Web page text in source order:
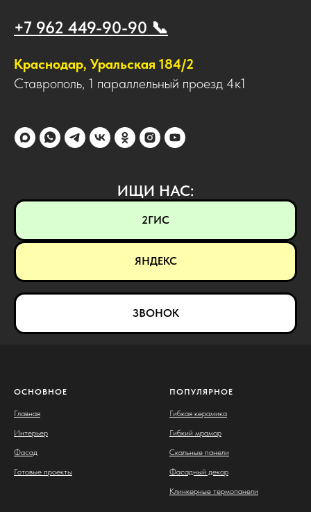
+7 962 449-90-90 📞
Краснодар, Уральская 184/2
Ставрополь, 1 параллельный проезд 4к1
ИЩИ НАС:
2ГИС
ЯНДЕКС
ЗВОНОК
ОСНОВНОЕ
Главная
Интерьер
Фасад
Готовые проекты
ПОПУЛЯРНОЕ
Гибкая керамика
Гибкий мрамор
Скальные панели
Фасадный декор
Клинкерные термопанели